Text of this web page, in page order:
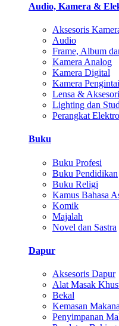
Audio, Kamera &
Aksesoris
Audio
Frame, Album
Kamera Analog
Kamera Digital
Kamera Pengintai
Lensa &
Lighting dan
Perangkat
Buku
Buku Profesi
Buku Pendidikan
Buku Religi
Kamus Bahasa
Komik
Majalah
Novel dan Sastra
Dapur
Aksesoris Dapur
Alat Masak
Bekal
Kemasan
Penyimpanan